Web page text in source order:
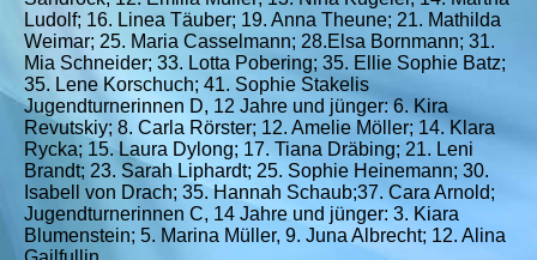
Ludolf; 16. Linea Täuber; 19. Anna Theune; 21. Mathilda
Weimar; 25. Maria Casselmann; 28.Elsa Bornmann; 31.
Mia Schneider; 33. Lotta Pobering; 35. Ellie Sophie Batz;
35. Lene Korschuch; 41. Sophie Stakelis
Jugendturnerinnen D, 12 Jahre und jünger: 6. Kira
Revutskiy; 8. Carla Rörster; 12. Amelie Möller; 14. Klara
Rycka; 15. Laura Dylong; 17. Tiana Dräbing; 21. Leni
Brandt; 23. Sarah Liphardt; 25. Sophie Heinemann; 30.
Isabell von Drach; 35. Hannah Schaub;37. Cara Arnold;
Jugendturnerinnen C, 14 Jahre und jünger: 3. Kiara
Blumenstein; 5. Marina Müller, 9. Juna Albrecht; 12. Alina